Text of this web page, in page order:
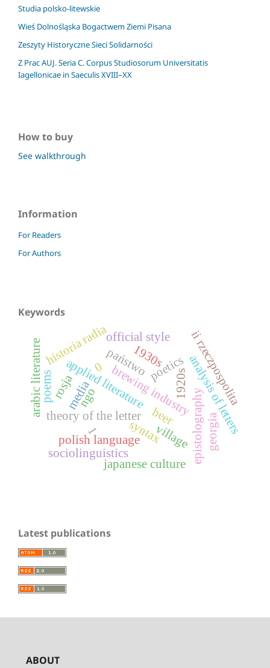
Studia polsko-litewskie
Wieś Dolnośląska Bogactwem Ziemi Pisana
Zeszyty Historyczne Sieci Solidarności
Z Prac AUJ. Seria C. Corpus Studiosorum Universitatis
Iagellonicae in Saeculis XVIII–XX
How to buy
See walkthrough
Information
For Readers
For Authors
Keywords
brewing industry
beer
theory of the letter epistolography
applied literature analysis of letters
historia radia ii rzeczpospolita
media
państwo
0
syntax
polish language
rosja
official style
village
sociolinguistics
arabic literature poetics
poems
georgia
1
japanese culture
1920s
1930s
ngo
Latest publications
ABOUT